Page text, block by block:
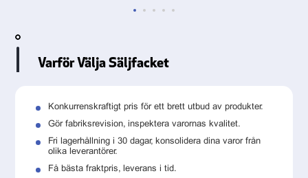
Varför Välja Säljfacket
Konkurrenskraftigt pris för ett brett utbud av produkter.
Gör fabriksrevision, inspektera varornas kvalitet.
Fri lagerhållning i 30 dagar, konsolidera dina varor från
olika leverantörer.
Få bästa fraktpris, leverans i tid.